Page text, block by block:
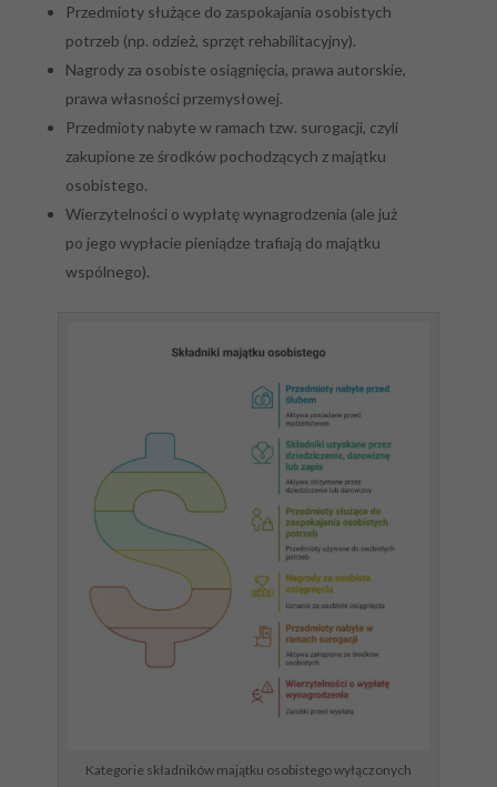
Przedmioty służące do zaspokajania osobistych
potrzeb (np. odzież, sprzęt rehabilitacyjny).
Nagrody za osobiste osiągnięcia, prawa autorskie,
prawa własności przemysłowej.
Przedmioty nabyte w ramach tzw. surogacji, czyli
zakupione ze środków pochodzących z majątku
osobistego.
Wierzytelności o wypłatę wynagrodzenia (ale już
po jego wypłacie pieniądze trafiają do majątku
wspólnego).
Kategorie składników majątku osobistego wyłączonych